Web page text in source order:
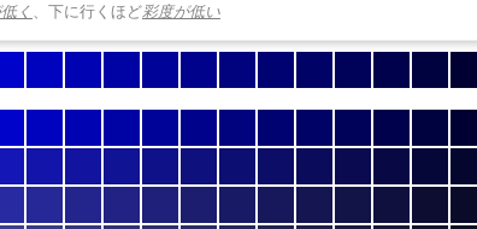
く 、下に行くほど彩度が低い